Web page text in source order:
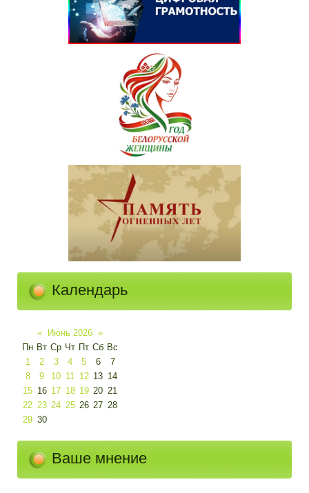
Календарь
« Июнь 2026 »
Пн Вт Ср Чт Пт Сб Вс
1
2 3 4 5 6
7
8
9 10 11 12 13 14
15 16 17 18 19 20 21
22 23 24 25 26 27 28
29 30
Ваше мнение